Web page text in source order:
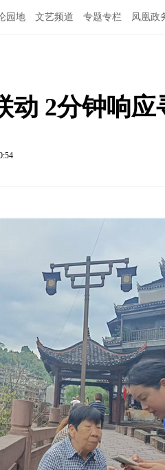
园地 文艺频道 专题专栏 凤凰政
动 2分钟响应